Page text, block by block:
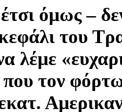
έτσι όμως –
του
λέμε
τον